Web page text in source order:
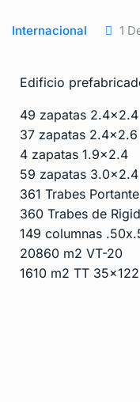
Internacional 1
Edificio
49 zapatas 2.4×2.4
37 zapatas 2.4×2.6
4 zapatas 1.9×2.4
59 zapatas 3.0×2.4
361 Trabes
360 Trabes de
149 columnas
20860 m2 VT-20
1610 m2 TT 35×122